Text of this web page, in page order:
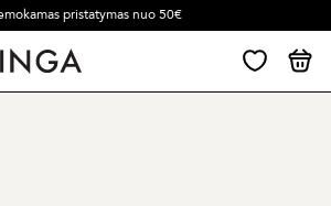
pristatymas nuo 50€